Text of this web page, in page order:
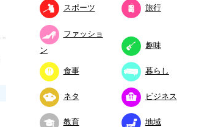
スポーツ 旅行
ファッショ
ン
趣味
食事 暮らし
ネタ ビジネス
教育 地域